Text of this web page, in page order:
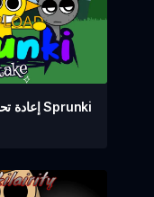
إعادة تحميل إعادة تصوير Sprunki